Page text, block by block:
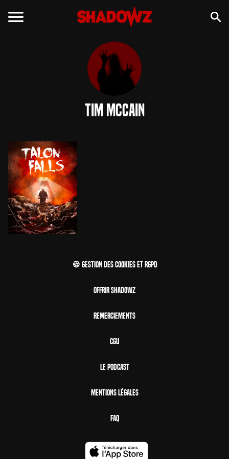
Tim McCain
🍪 Gestion des cookies et RGPD
Offrir Shadowz
Remerciements
CGU
Le Podcast
Mentions Légales
FAQ